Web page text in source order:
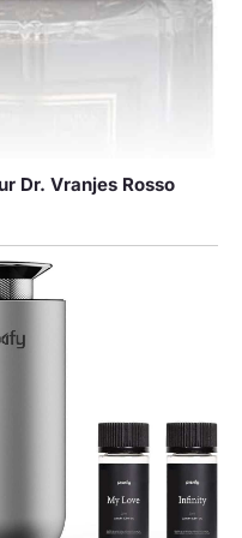
Dr. Vranjes Rosso